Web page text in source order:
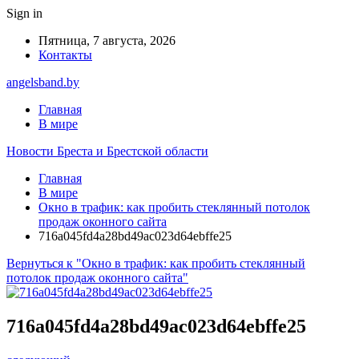
Sign in
Пятница, 7 августа, 2026
Контакты
angelsband.by
Главная
В мире
Новости Бреста и Брестской области
Главная
В мире
Окно в трафик: как пробить стеклянный потолок
продаж оконного сайта
716a045fd4a28bd49ac023d64ebffe25
Вернуться к "Окно в трафик: как пробить стеклянный
потолок продаж оконного сайта"
716a045fd4a28bd49ac023d64ebffe25